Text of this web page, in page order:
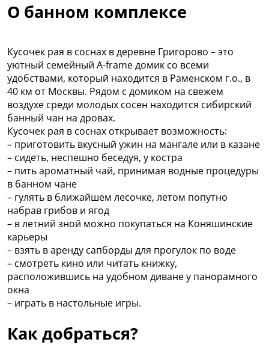
О банном комплексе
Кусочек рая в соснах в деревне Григорово – это
уютный семейный A-frame домик со всеми
удобствами, который находится в Раменском г.о., в
40 км от Москвы. Рядом с домиком на свежем
воздухе среди молодых сосен находится сибирский
банный чан на дровах.
Кусочек рая в соснах открывает возможность:
– приготовить вкусный ужин на мангале или в казане
– сидеть, неспешно беседуя, у костра
– пить ароматный чай, принимая водные процедуры
в банном чане
– гулять в ближайшем лесочке, летом попутно
набрав грибов и ягод
– в летний зной можно покупаться на Коняшинские
карьеры
– взять в аренду сапборды для прогулок по воде
– смотреть кино или читать книжку,
расположившись на удобном диване у панорамного
окна
– играть в настольные игры.
Как добраться?